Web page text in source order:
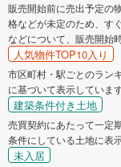
販売開始前に売出予定の
格などが未定のため、す
などについて、販売開始
人気物件TOP10入り
市区町村・駅ごとのラン
に基づいて表示しています
建築条件付き土地
売買契約にあたって一定
条件にしている土地に表
未入居